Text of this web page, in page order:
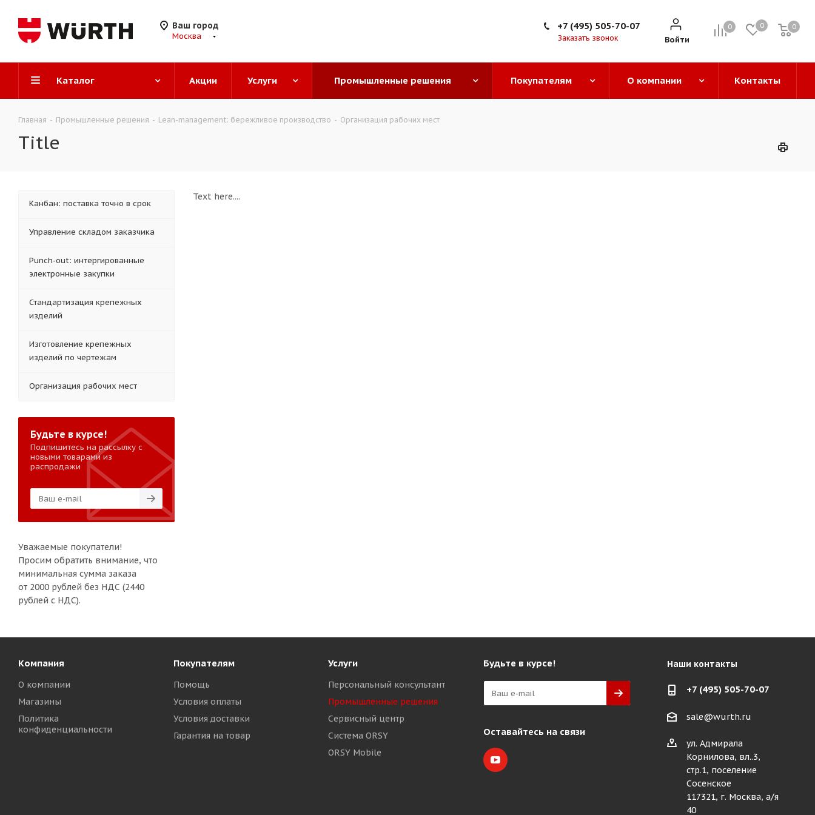
Ваш город
Москва
0 0 0
0
Войти
+7 (495) 505-70-07
Заказать звонок
Каталог Акции Услуги Промышленные решения Покупателям О компании Контакты
Главная - Промышленные решения - Lean-management: бережливое производство - Организация рабочих мест
Title
Text here....
Канбан: поставка точно в срок
Управление складом заказчика
Punch-out: интергированные
электронные закупки
Стандартизация крепежных
изделий
Изготовление крепежных
изделий по чертежам
Организация рабочих мест
Будьте в курсе!
Подпишитесь на рассылку с
новыми товарами из
распродажи
Уважаемые покупатели!
Просим обратить внимание, что
минимальная сумма заказа
от 2000 рублей без НДС (2440
рублей с НДС).
Компания
О компании
Магазины
Политика
конфиденциальности
Покупателям
Помощь
Условия оплаты
Условия доставки
Гарантия на товар
Услуги
Персональный консультант
Промышленные решения
Сервисный центр
Система ORSY
ORSY Mobile
Будьте в курсе!
Оставайтесь на связи
Наши контакты
+7 (495) 505-70-07
sale@wurth.ru
ул. Адмирала
Корнилова, вл..3,
стр.1, поселение
Сосенское
117321, г. Москва, а/я
40